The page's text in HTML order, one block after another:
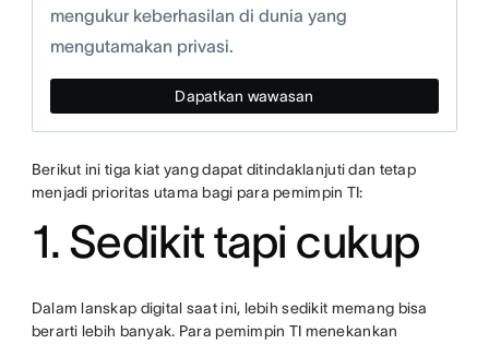
mengukur keberhasilan di dunia yang
mengutamakan privasi.
Dapatkan wawasan
Berikut ini tiga kiat yang dapat ditindaklanjuti dan tetap
menjadi prioritas utama bagi para pemimpin TI:
1. Sedikit tapi cukup
Dalam lanskap digital saat ini, lebih sedikit memang bisa
berarti lebih banyak. Para pemimpin TI menekankan